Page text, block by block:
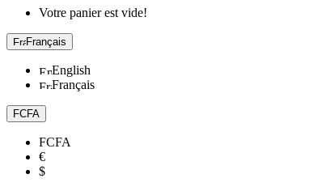
Votre panier est vide!
Français
English
Français
FCFA
FCFA
€
$